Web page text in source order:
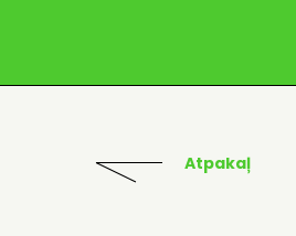
Atpakaļ